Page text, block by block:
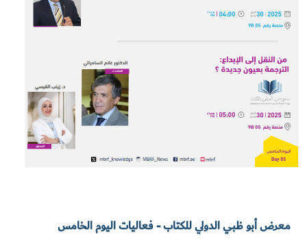
معرض أبو ظبي الدولي للكتاب - فعاليات اليوم الخامس